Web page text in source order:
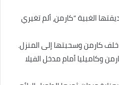
الغبية “كارمن، ألم تغيري
كارمن وسحبتها إلى المنزل.
وكاميليا أمام مدخل الفيلا